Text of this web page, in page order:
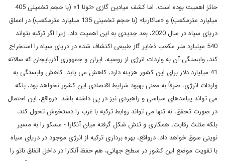
حائز اهمیت بوده است. اما کشف میادین گازی «تونا 1» (با حجم تخمینی 405
میلیارد مترمکعب) و «ساکاریا» (با حجم تخمینی 135 میلیارد مترمکعب) در اعماق
دریای سیاه در سال 2020، بعد جدیدی به این اهمیت داد. زیرا اگر ترکیه بتواند
540 میلیارد متر مکعب ذخایر گاز طبیعی اکتشاف شده در دریای سیاه را استخراج
کند، وابستگی آن به واردات انرژی از روسیه، ایران و جمهوری آذربایجان که سالانه
41 میلیارد دلار برای این کشور هزینه دارد، کاهش می یابد. کاهش وابستگی به
واردات انرژی، صرفاً به معنی بهبود شرایط اقتصادی این کشور نخواهد بود، بلکه
می تواند پیامدهای سیاسی و راهبردی نیز در پی داشته باشد. درواقع، این احتمال
در صورت تحقق، نه تنها می تواند روابط ترکیه با غرب را دستخوش تحول کند،
بلکه مثلث رقابت، همکاری و تنش شکل گرفته میان آنکارا - مسکو را به مسیر
نوینی سوق خواهد داد. درواقع، بهره برداری ترکیه از انرژی موجود در دریای سیاه
با تقویت موضع این کشور در سطح جهانی، هم حفظ آنکارا در داخل اتفاق ناتو را